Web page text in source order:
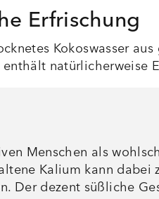
Erfrischung
Kokoswasser
natürlicherweise
Menschen als
Kalium kann dabei
Der dezent süßliche